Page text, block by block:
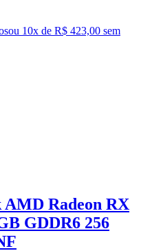
ou 10x de R$ 423,00 sem
AMD Radeon RX
GDDR6 256